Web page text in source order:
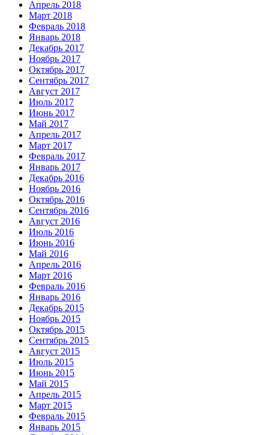
Апрель 2018
Март 2018
Февраль 2018
Январь 2018
Декабрь 2017
Ноябрь 2017
Октябрь 2017
Сентябрь 2017
Август 2017
Июль 2017
Июнь 2017
Май 2017
Апрель 2017
Март 2017
Февраль 2017
Январь 2017
Декабрь 2016
Ноябрь 2016
Октябрь 2016
Сентябрь 2016
Август 2016
Июль 2016
Июнь 2016
Май 2016
Апрель 2016
Март 2016
Февраль 2016
Январь 2016
Декабрь 2015
Ноябрь 2015
Октябрь 2015
Сентябрь 2015
Август 2015
Июль 2015
Июнь 2015
Май 2015
Апрель 2015
Март 2015
Февраль 2015
Январь 2015